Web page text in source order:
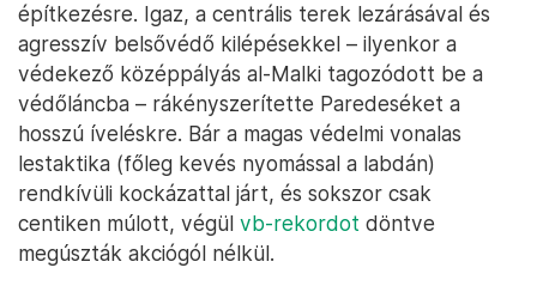
építkezésre. Igaz, a centrális terek lezárásával és
agresszív belsővédő kilépésekkel – ilyenkor a
védekező középpályás al-Malki tagozódott be a
védőláncba – rákényszerítette Paredeséket a
hosszú íveléskre. Bár a magas védelmi vonalas
lestaktika (főleg kevés nyomással a labdán)
rendkívüli kockázattal járt, és sokszor csak
centiken múlott, végül vb-rekordot döntve
megúszták akciógól nélkül.